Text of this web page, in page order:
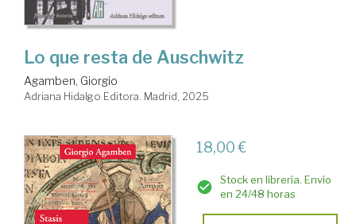
Lo que resta de Auschwitz
Agamben, Giorgio
Adriana Hidalgo Editora. Madrid, 2025
18,00 €
Stock en librería. Envío
en 24/48 horas